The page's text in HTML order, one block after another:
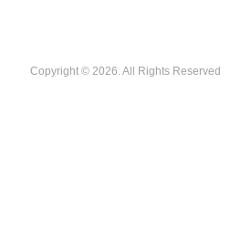
Copyright © 2026. All Rights Reserved